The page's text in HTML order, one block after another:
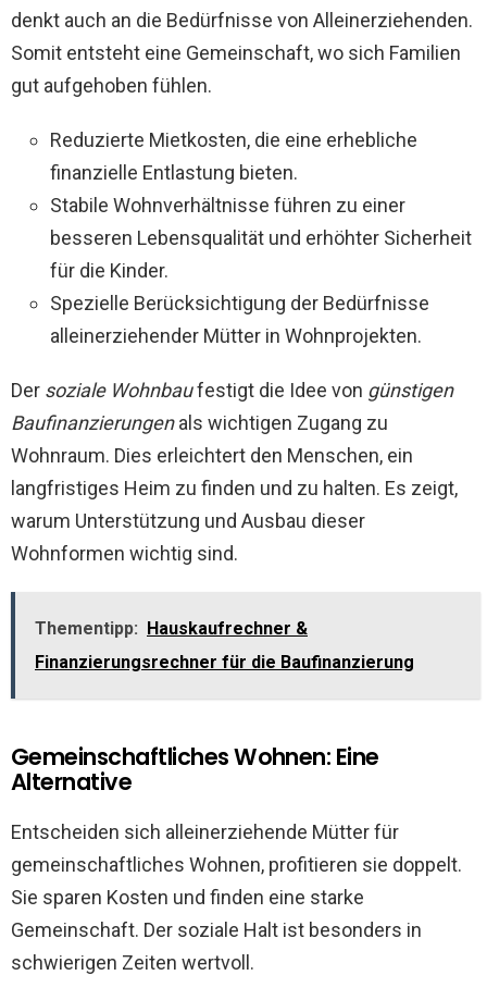
denkt auch an die Bedürfnisse von Alleinerziehenden.
Somit entsteht eine Gemeinschaft, wo sich Familien
gut aufgehoben fühlen.
Reduzierte Mietkosten, die eine erhebliche
finanzielle Entlastung bieten.
Stabile Wohnverhältnisse führen zu einer
besseren Lebensqualität und erhöhter Sicherheit
für die Kinder.
Spezielle Berücksichtigung der Bedürfnisse
alleinerziehender Mütter in Wohnprojekten.
Der soziale Wohnbaufestigt die Idee von günstigen
Baufinanzierungenals wichtigen Zugang zu
Wohnraum. Dies erleichtert den Menschen, ein
langfristiges Heim zu finden und zu halten. Es zeigt,
warum Unterstützung und Ausbau dieser
Wohnformen wichtig sind.
Thementipp: Hauskaufrechner &
Finanzierungsrechner für die Baufinanzierung
Gemeinschaftliches Wohnen: Eine
Alternative
Entscheiden sich alleinerziehende Mütter für
gemeinschaftliches Wohnen, profitieren sie doppelt.
Sie sparen Kosten und finden eine starke
Gemeinschaft. Der soziale Halt ist besonders in
schwierigen Zeiten wertvoll.